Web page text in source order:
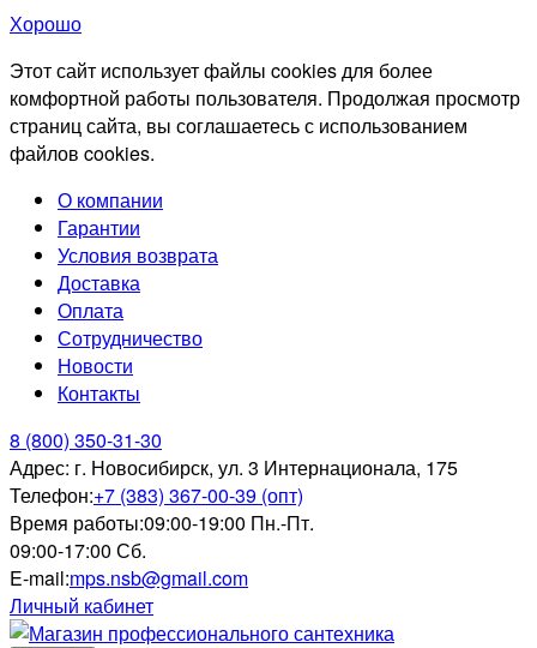
Хорошо
Этот сайт использует файлы cookies для более
комфортной работы пользователя. Продолжая просмотр
страниц сайта, вы соглашаетесь с использованием
файлов cookies.
О компании
Гарантии
Условия возврата
Доставка
Оплата
Сотрудничество
Новости
Контакты
8 (800) 350-31-30
Адрес: г. Новосибирск, ул. 3 Интернационала, 175
Телефон:+7 (383) 367-00-39 (опт)
Время работы:09:00-19:00 Пн.-Пт.
09:00-17:00 Сб.
E-mail:mps.nsb@gmail.com
Личный кабинет